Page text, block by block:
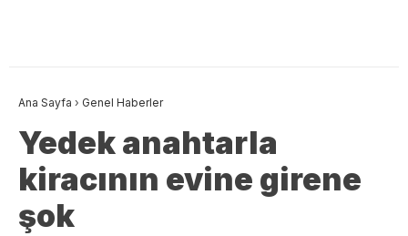
Ana Sayfa › Genel Haberler
Yedek anahtarla
kiracının evine girene
şok